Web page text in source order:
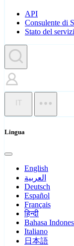
API
Consulente di
Stato del
IT
Lingua
English
العربية
Deutsch
Español
Français
हिन्दी
Bahasa
Italiano
日本語